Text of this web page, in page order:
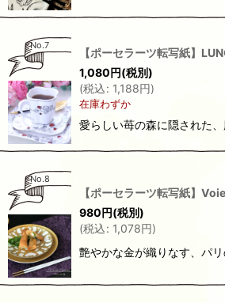
No.7
【ポーセラーツ転写紙】
1,080円(税別)
(税込: 1,188円)
在庫わずか
愛らしい苺の森に隠された
No.8
【ポーセラーツ転写紙】
980円(税別)
(税込: 1,078円)
艶やかな金が織りなす、パ